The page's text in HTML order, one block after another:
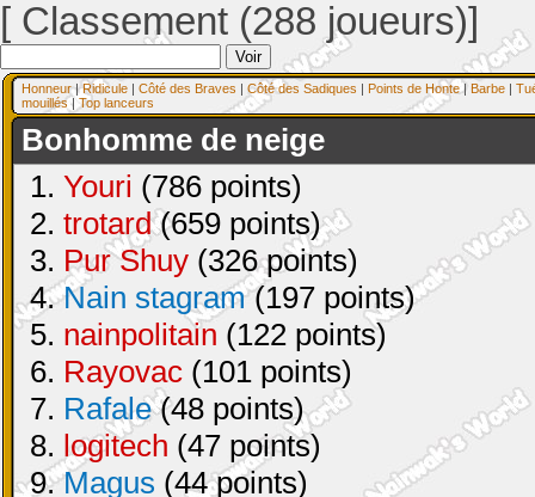
[ Classement (288 joueurs)]
Honneur|Ridicule | Côté des Braves | Côté des Sadiques | Points de Honte| Barbe |
mouillés| Top lanceurs
Bonhomme de neige
1. Youri (786 points)
2. trotard(659 points)
3. Pur Shuy (326 points)
4.Nain stagram(197 points)
5. nainpolitain (122 points)
6. Rayovac (101 points)
7. Rafale(48 points)
8. logitech (47 points)
9.Magus (44 points)